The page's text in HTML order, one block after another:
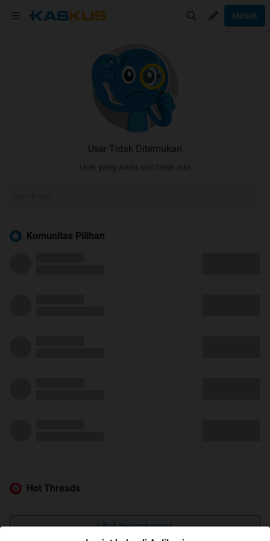
Masuk
User Tidak Ditemukan
User yang Anda cari tidak ada
Komunitas Pilihan
Hot Threads
Lihat Selengkapnya